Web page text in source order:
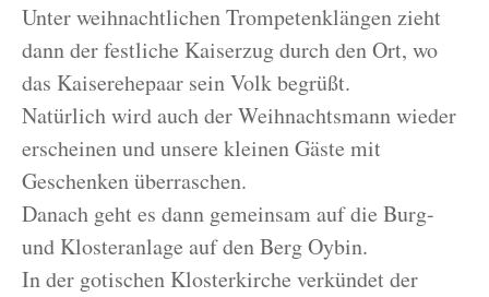
Unter weihnachtlichen Trompetenklängen zieht
dann der festliche Kaiserzug durch den Ort, wo
das Kaiserehepaar sein Volk begrüßt.
Natürlich wird auch der Weihnachtsmann wieder
erscheinen und unsere kleinen Gäste mit
Geschenken überraschen.
Danach geht es dann gemeinsam auf die Burg-
und Klosteranlage auf den Berg Oybin.
In der gotischen Klosterkirche verkündet der